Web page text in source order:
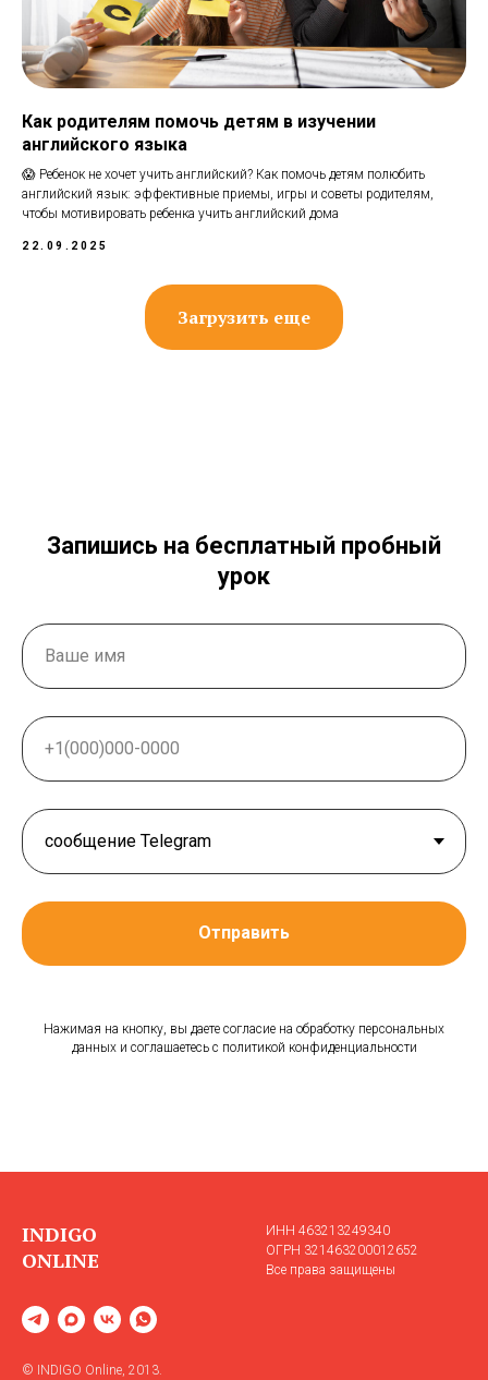
Как родителям помочь детям в изучении
английского языка
😱 Ребенок не хочет учить английский? Как помочь детям полюбить
английский язык: эффективные приемы, игры и советы родителям,
чтобы мотивировать ребенка учить английский дома
22.09.2025
Загрузить еще
Запишись на бесплатный пробный
урок
Отправить
Нажимая на кнопку, вы даете согласие на обработку персональных
данных и соглашаетесь c политикой конфиденциальности
INDIGO
ONLINE
© INDIGO Online, 2013.
ИНН 463213249340
ОГРН 321463200012652
Все права защищены